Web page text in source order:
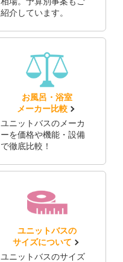
紹介しています。
お風呂・浴室
メーカー比較
ユニットバスのメーカ
ーを価格や機能・設備
で徹底比較！
ユニットバスの
サイズについて
ユニットバスのサイズ